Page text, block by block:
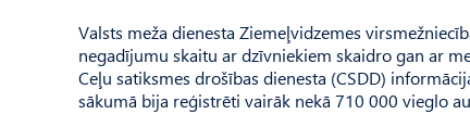
Valsts meža dienesta Ziemeļ­vidzemes
negadījumu skaitu ar dzīvniekiem skaidro gan ar
Ceļu satiksmes drošības dienesta (CSDD)
sākumā bija reģistrēti vairāk nekā 710 000 vieglo